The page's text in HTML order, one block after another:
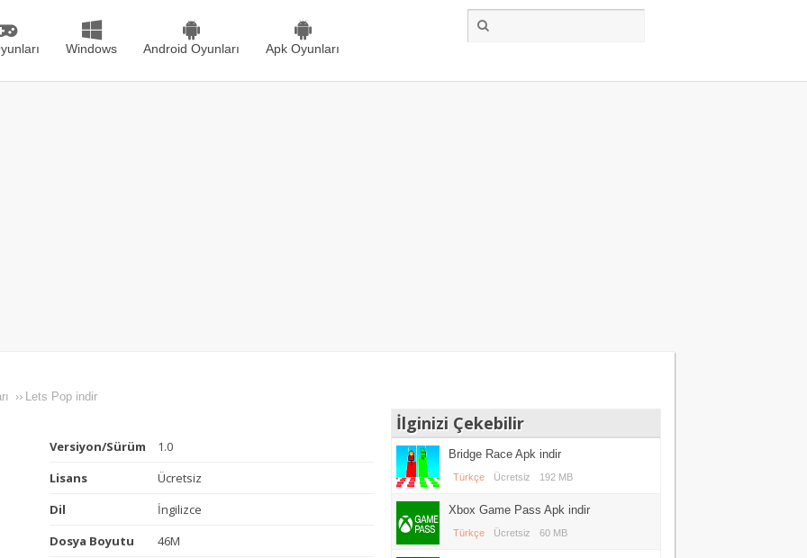
Windows Android Oyunları Apk Oyunları
›› Lets Pop indir
Versiyon/Sürüm
1.0
Lisans
Ücretsiz
Dil
İngilizce
Dosya Boyutu
46M
İlginizi Çekebilir
Bridge Race Apk indir
Türkçe Ücretsiz 192 MB
Xbox Game Pass Apk indir
Türkçe Ücretsiz 60 MB